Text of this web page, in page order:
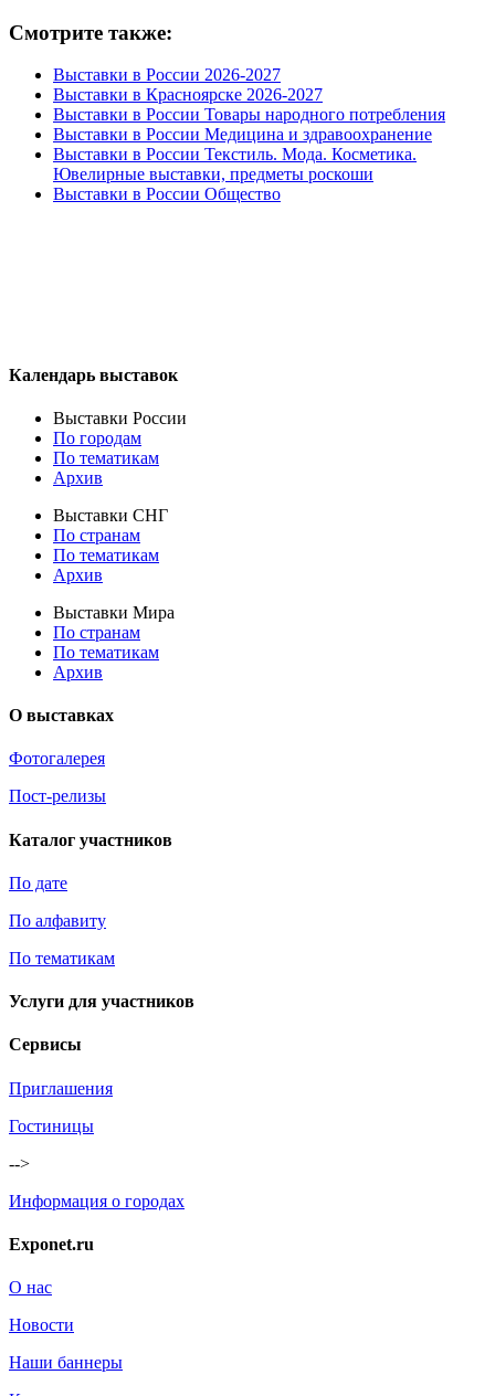
Смотрите также:
Выставки в России 2026-2027
Выставки в Красноярске 2026-2027
Выставки в России Товары народного потребления
Выставки в России Медицина и здравоохранение
Выставки в России Текстиль. Мода. Косметика.
Ювелирные выставки, предметы роскоши
Выставки в России Общество
Календарь выставок
Выставки России
По городам
По тематикам
Архив
Выставки СНГ
По странам
По тематикам
Архив
Выставки Мира
По странам
По тематикам
Архив
О выставках
Фотогалерея
Пост-релизы
Каталог участников
По дате
По алфавиту
По тематикам
Услуги для участников
Сервисы
Приглашения
Гостиницы
-->
Информация о городах
Exponet.ru
О нас
Новости
Наши баннеры